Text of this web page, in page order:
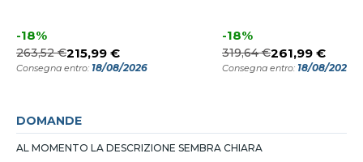
-18%
263,52 €215,99 €
Consegna entro: 18/08/2026
-18%
319,64 €261,99 €
Consegna entro: 18/08/2026
DOMANDE
AL MOMENTO LA DESCRIZIONE SEMBRA CHIARA